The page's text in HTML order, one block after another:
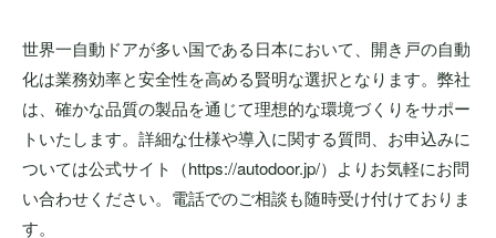
世界一自動ドアが多い国である日本において、開き戸の自動
化は業務効率と安全性を高める賢明な選択となります。弊社
は、確かな品質の製品を通じて理想的な環境づくりをサポー
トいたします。詳細な仕様や導入に関する質問、お申込みに
ついては公式サイト（https://autodoor.jp/）よりお気軽にお問
い合わせください。電話でのご相談も随時受け付けておりま
す。